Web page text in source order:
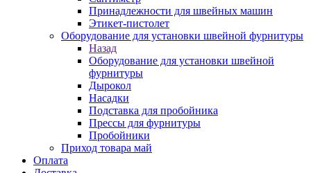
Принадлежности для швейных машин
Этикет-пистолет
Оборудование для установки швейной фурнитуры
Назад
Оборудование для установки швейной
фурнитуры
Дырокол
Насадки
Подставка для пробойника
Прессы для фурнитуры
Пробойники
Приход товара май
Оплата